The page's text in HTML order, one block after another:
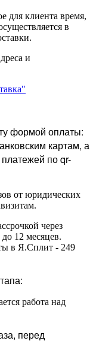
для клиента время,
в
и
формой оплаты:
картам, а
по qr-
от юридических
через
12 месяцев.
в Я.Сплит - 249
работа над
перед